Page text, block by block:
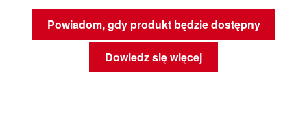
Powiadom, gdy produkt będzie dostępny
Dowiedz się więcej